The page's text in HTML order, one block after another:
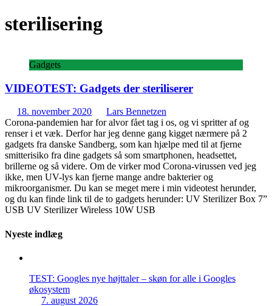
sterilisering
Gadgets
VIDEOTEST: Gadgets der steriliserer
18. november 2020
Lars Bennetzen
Corona-pandemien har for alvor fået tag i os, og vi spritter af og
renser i et væk. Derfor har jeg denne gang kigget nærmere på 2
gadgets fra danske Sandberg, som kan hjælpe med til at fjerne
smitterisiko fra dine gadgets så som smartphonen, headsettet,
brillerne og så videre. Om de virker mod Corona-virussen ved jeg
ikke, men UV-lys kan fjerne mange andre bakterier og
mikroorganismer. Du kan se meget mere i min videotest herunder,
og du kan finde link til de to gadgets herunder: UV Sterilizer Box 7”
USB UV Sterilizer Wireless 10W USB
Nyeste indlæg
TEST: Googles nye højttaler – skøn for alle i Googles
økosystem
7. august 2026